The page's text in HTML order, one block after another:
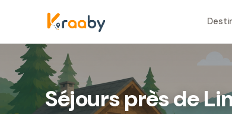
Séjours près de